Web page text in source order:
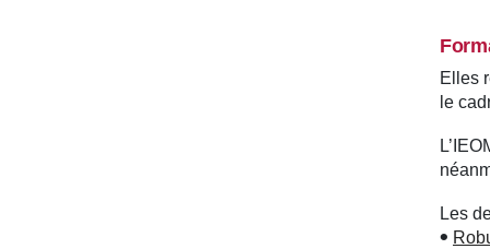
Elles
le
Les